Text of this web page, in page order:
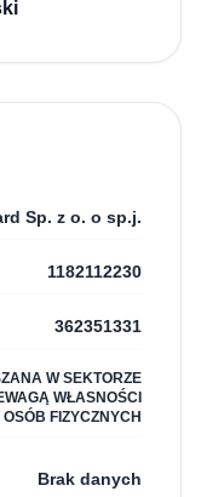
Sp. z o. o sp.j.
1182112230
362351331
W SEKTORZE
WŁASNOŚCI
FIZYCZNYCH
Brak danych